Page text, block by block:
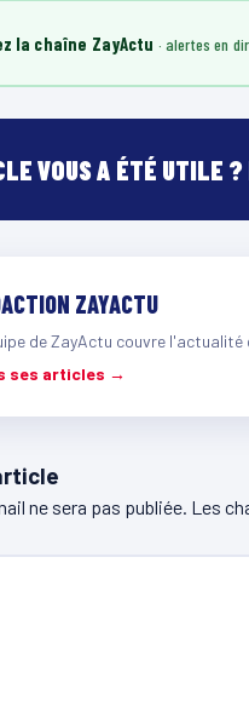
la chaîne ZayActu
VOUS A ÉTÉ UTILE
ZAYACTU
de ZayActu couvre
ses articles →
ne sera pas publiée. Les